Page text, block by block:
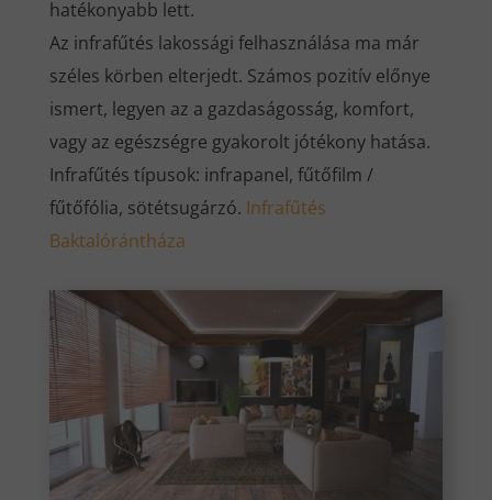
hatékonyabb lett.
Az infrafűtés lakossági felhasználása ma már
széles körben elterjedt. Számos pozitív előnye
ismert, legyen az a gazdaságosság, komfort,
vagy az egészségre gyakorolt jótékony hatása.
Infrafűtés típusok: infrapanel, fűtőfilm /
fűtőfólia, sötétsugárzó. Infrafűtés
Baktalórántháza